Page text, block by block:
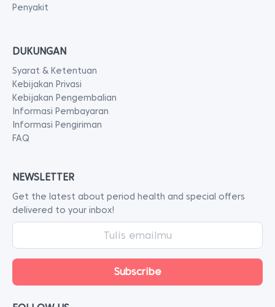
Penyakit
DUKUNGAN
Syarat & Ketentuan
Kebijakan Privasi
Kebijakan Pengembalian
Informasi Pembayaran
Informasi Pengiriman
FAQ
NEWSLETTER
Get the latest about period health and special offers
delivered to your inbox!